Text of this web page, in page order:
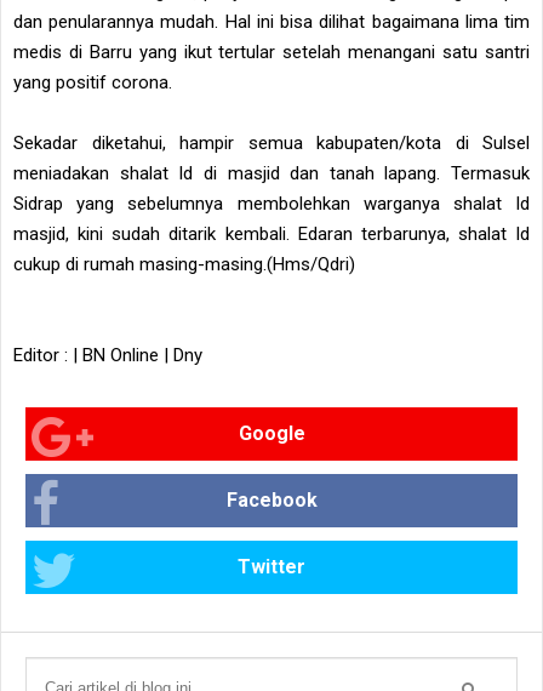
dan penularannya mudah. Hal ini bisa dilihat bagaimana lima tim
medis di Barru yang ikut tertular setelah menangani satu santri
yang positif corona.
Sekadar diketahui, hampir semua kabupaten/kota di Sulsel
meniadakan shalat Id di masjid dan tanah lapang. Termasuk
Sidrap yang sebelumnya membolehkan warganya shalat Id
masjid, kini sudah ditarik kembali. Edaran terbarunya, shalat Id
cukup di rumah masing-masing.(Hms/Qdri)
Editor : | BN Online | Dny
Google
Facebook
Twitter